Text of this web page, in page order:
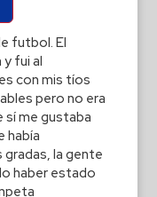
futbol. El
fui al
con mis tíos
pero no era
sí me gustaba
había
la gente
haber estado